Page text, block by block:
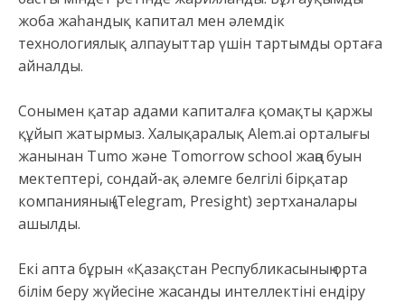
жоба жаһандық капитал мен әлемдік
технологиялық алпауыттар үшін тартымды ортаға
айналды.
Сонымен қатар адами капиталға қомақты қаржы
құйып жатырмыз. Халықаралық Alem.ai орталығы
жанынан Tumo және Tomorrow school жаңа буын
мектептері, сондай-ақ әлемге белгілі бірқатар
компанияның (Telegram, Presight) зертханалары
ашылды.
Екі апта бұрын «Қазақстан Республикасының орта
білім беру жүйесіне жасанды интеллектіні ендіру